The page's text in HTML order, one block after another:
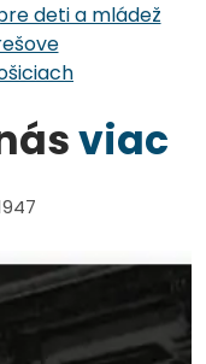
deti a mládež
viac